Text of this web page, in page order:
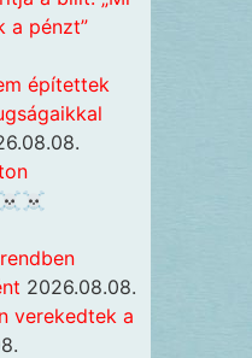
a pénzt”
építettek
☠️☠️☠️
2026.08.08.
verekedtek a